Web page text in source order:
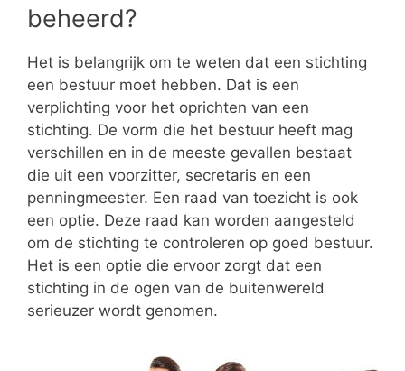
beheerd?
Het is belangrijk om te weten dat een stichting
een bestuur moet hebben. Dat is een
verplichting voor het oprichten van een
stichting. De vorm die het bestuur heeft mag
verschillen en in de meeste gevallen bestaat
die uit een voorzitter, secretaris en een
penningmeester. Een raad van toezicht is ook
een optie. Deze raad kan worden aangesteld
om de stichting te controleren op goed bestuur.
Het is een optie die ervoor zorgt dat een
stichting in de ogen van de buitenwereld
serieuzer wordt genomen.